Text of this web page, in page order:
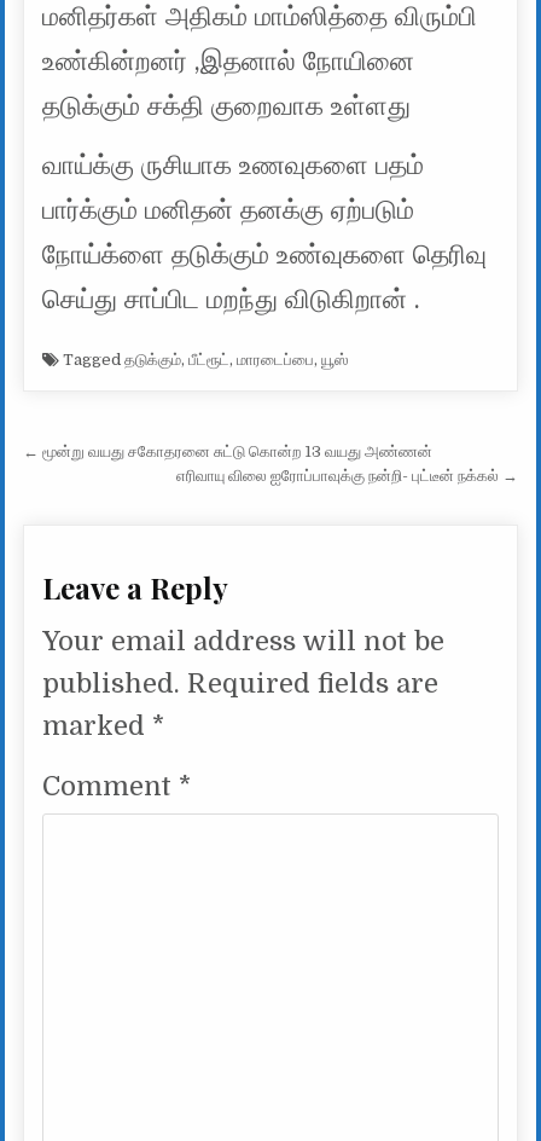
மனிதர்கள் அதிகம் மாம்ஸித்தை விரும்பி
உண்கின்றனர் ,இதனால் நோயினை
தடுக்கும் சக்தி குறைவாக உள்ளது
வாய்க்கு ருசியாக உணவுகளை பதம்
பார்க்கும் மனிதன் தனக்கு ஏற்படும்
நோய்க்ளை தடுக்கும் உண்வுகளை தெரிவு
செய்து சாப்பிட மறந்து விடுகிறான் .
Taggedதடுக்கும்,பீட்ரூட்,மாரடைப்பை,யூஸ்
Post navigation
← மூன்று வயது சகோதரனை சுட்டு கொன்ற 13 வயது அண்ணன்
எரிவாயு விலை ஐரோப்பாவுக்கு நன்றி- புட்டீன் நக்கல் →
Leave a Reply
Your email address will not be
published. Required fields are
marked *
Comment *